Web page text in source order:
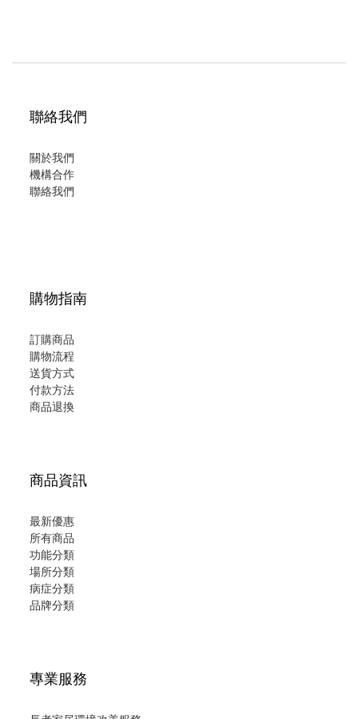
聯絡我們
關於我們
機構合作
聯絡我們
購物指南
訂購商品
購物流程
送貨方式
付款方法
商品退換
商品資訊
最新優惠
所有商品
功能分類
場所分類
病症分類
品牌分類
專業服務